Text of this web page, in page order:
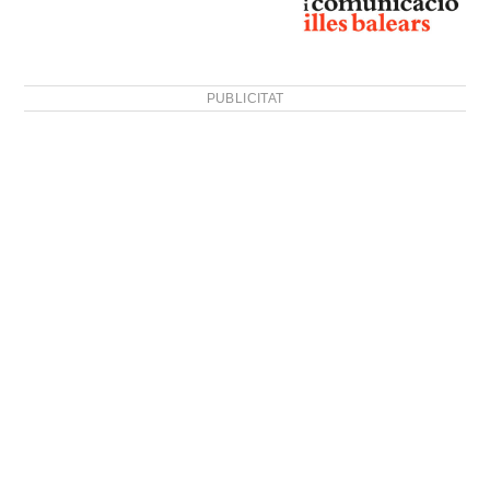
PUBLICITAT